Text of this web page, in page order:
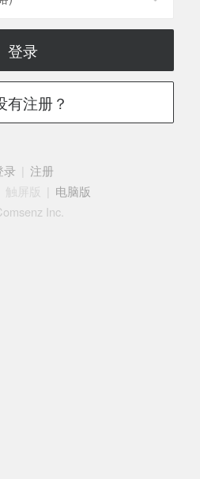
登录
有注册？
录
注册
触屏版
电脑版
Inc.